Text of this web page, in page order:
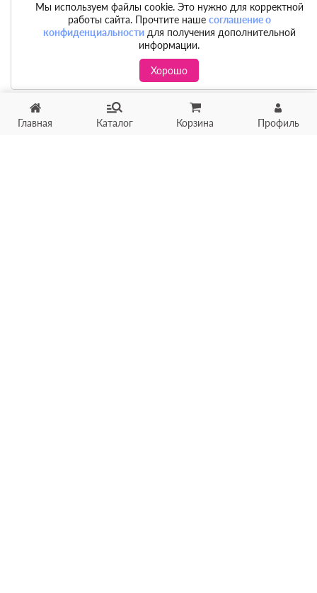
Главная Каталог Корзина Профиль
Мы используем файлы cookie. Это нужно для корректной
работы сайта. Прочтите наше соглашение о
конфиденциальностидля получения дополнительной
информации.
Хорошо